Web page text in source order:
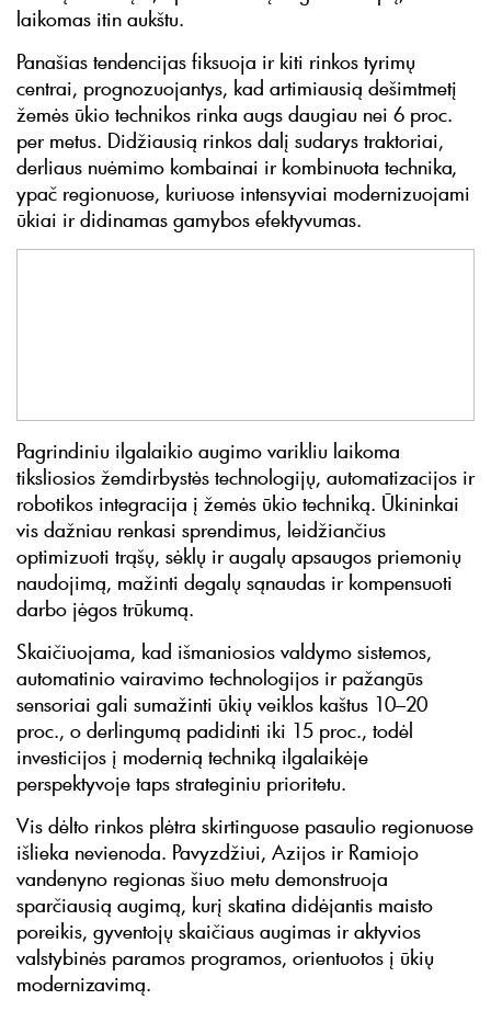
laikomas itin aukštu.
Panašias tendencijas fiksuoja ir kiti rinkos tyrimų
centrai, prognozuojantys, kad artimiausią dešimtmetį
žemės ūkio technikos rinka augs daugiau nei 6 proc.
per metus. Didžiausią rinkos dalį sudarys traktoriai,
derliaus nuėmimo kombainai ir kombinuota technika,
ypač regionuose, kuriuose intensyviai modernizuojami
ūkiai ir didinamas gamybos efektyvumas.
Pagrindiniu ilgalaikio augimo varikliu laikoma
tiksliosios žemdirbystės technologijų, automatizacijos ir
robotikos integracija į žemės ūkio techniką. Ūkininkai
vis dažniau renkasi sprendimus, leidžiančius
optimizuoti trąšų, sėklų ir augalų apsaugos priemonių
naudojimą, mažinti degalų sąnaudas ir kompensuoti
darbo jėgos trūkumą.
Skaičiuojama, kad išmaniosios valdymo sistemos,
automatinio vairavimo technologijos ir pažangūs
sensoriai gali sumažinti ūkių veiklos kaštus 10–20
proc., o derlingumą padidinti iki 15 proc., todėl
investicijos į modernią techniką ilgalaikėje
perspektyvoje taps strateginiu prioritetu.
Vis dėlto rinkos plėtra skirtinguose pasaulio regionuose
išlieka nevienoda. Pavyzdžiui, Azijos ir Ramiojo
vandenyno regionas šiuo metu demonstruoja
sparčiausią augimą, kurį skatina didėjantis maisto
poreikis, gyventojų skaičiaus augimas ir aktyvios
valstybinės paramos programos, orientuotos į ūkių
modernizavimą.